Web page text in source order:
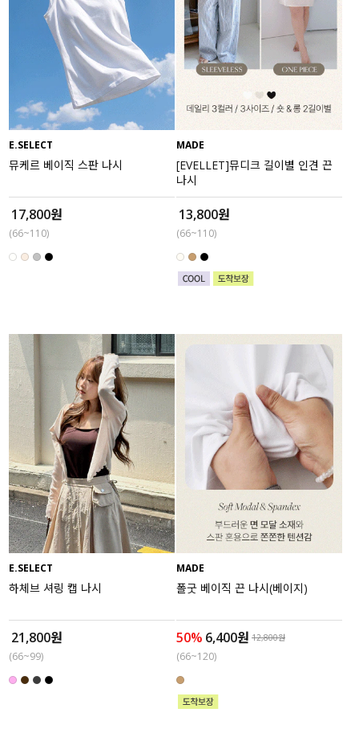
E.SELECT
뮤케르 베이직 스판 나시
17,800원
(66~110)
MADE
[EVELLET]뮤디크 길이별 인견 끈
나시
13,800원
(66~110)
E.SELECT
하체브 셔링 캡 나시
21,800원
(66~99)
MADE
폴굿 베이직 끈 나시(베이지)
50% 6,400원 12,800원
(66~120)